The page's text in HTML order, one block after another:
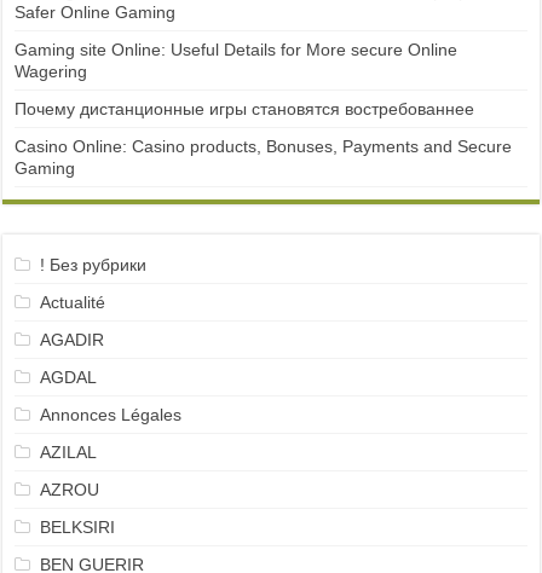
Safer Online Gaming
Gaming site Online: Useful Details for More secure Online
Wagering
Почему дистанционные игры становятся востребованнее
Casino Online: Casino products, Bonuses, Payments and Secure
Gaming
! Без рубрики
Actualité
AGADIR
AGDAL
Annonces Légales
AZILAL
AZROU
BELKSIRI
BEN GUERIR